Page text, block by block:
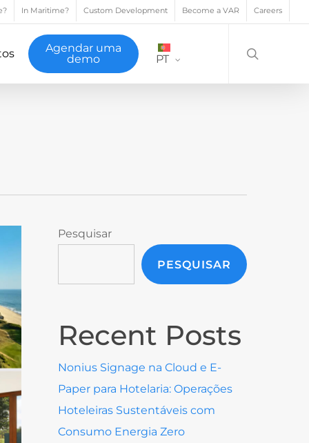
In Maritime? Custom Development Become a VAR Careers
Agendar uma
demo
PT
Pesquisar
PESQUISAR
Recent Posts
Nonius Signage na Cloud e E-
Paper para Hotelaria: Operações
Hoteleiras Sustentáveis com
Consumo Energia Zero